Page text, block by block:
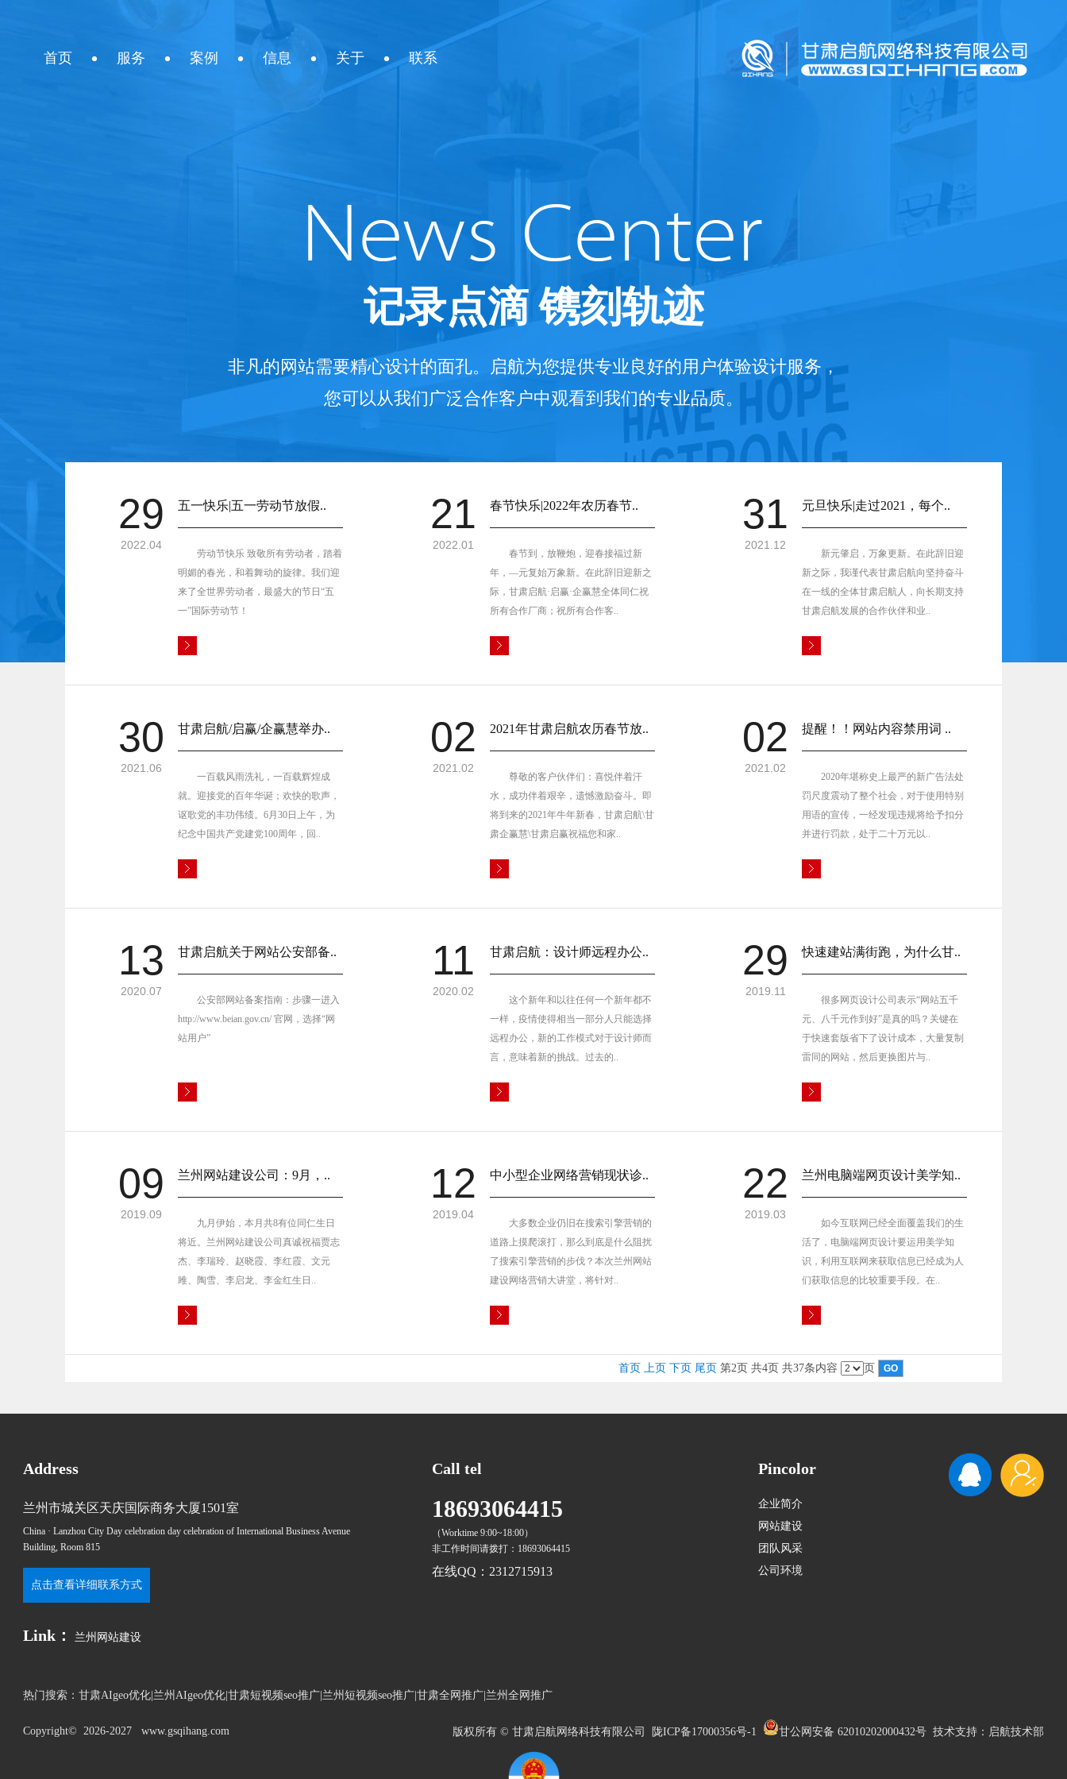
首页 服务 案例 信息 关于 联系
记录点滴 镌刻轨迹
非凡的网站需要精心设计的面孔。启航为您提供专业良好的用户体验设计服务，
您可以从我们广泛合作客户中观看到我们的专业品质。
29
2022.04
五一快乐|五一劳动节放假..
劳动节快乐 致敬所有劳动者，踏着
明媚的春光，和着舞动的旋律。我们迎
来了全世界劳动者，最盛大的节日“五
一”国际劳动节！
21
2022.01
春节快乐|2022年农历春节..
春节到，放鞭炮，迎春接福过新
年，—元复始万象新。在此辞旧迎新之
际，甘肃启航·启赢·企赢慧全体同仁祝
所有合作厂商；祝所有合作客..
31
2021.12
元旦快乐|走过2021，每个..
新元肇启，万象更新。在此辞旧迎
新之际，我谨代表甘肃启航向坚持奋斗
在一线的全体甘肃启航人，向长期支持
甘肃启航发展的合作伙伴和业..
30
2021.06
甘肃启航/启赢/企赢慧举办..
一百载风雨洗礼，一百载辉煌成
就。迎接党的百年华诞；欢快的歌声，
讴歌党的丰功伟绩。6月30日上午，为
纪念中国共产党建党100周年，回..
02
2021.02
2021年甘肃启航农历春节放..
尊敬的客户伙伴们：喜悦伴着汗
水，成功伴着艰辛，遗憾激励奋斗。即
将到来的2021年牛年新春，甘肃启航\甘
肃企赢慧\甘肃启赢祝福您和家..
02
2021.02
提醒！！网站内容禁用词 ..
2020年堪称史上最严的新广告法处
罚尺度震动了整个社会，对于使用特别
用语的宣传，一经发现违规将给予扣分
并进行罚款，处于二十万元以..
13
2020.07
甘肃启航关于网站公安部备..
公安部网站备案指南：步骤一进入
http://www.beian.gov.cn/ 官网，选择“网
站用户”
11
2020.02
甘肃启航：设计师远程办公..
这个新年和以往任何一个新年都不
一样，疫情使得相当一部分人只能选择
远程办公，新的工作模式对于设计师而
言，意味着新的挑战。过去的..
29
2019.11
快速建站满街跑，为什么甘..
很多网页设计公司表示“网站五千
元、八千元作到好”是真的吗？关键在
于快速套版省下了设计成本，大量复制
雷同的网站，然后更换图片与..
09
2019.09
兰州网站建设公司：9月，..
九月伊始，本月共8有位同仁生日
将近。兰州网站建设公司真诚祝福贾志
杰、李瑞玲、赵晓霞、李红霞、文元
雎、陶雪、李启龙、李金红生日..
12
2019.04
中小型企业网络营销现状诊..
大多数企业仍旧在搜索引擎营销的
道路上摸爬滚打，那么到底是什么阻扰
了搜索引擎营销的步伐？本次兰州网站
建设网络营销大讲堂，将针对..
22
2019.03
兰州电脑端网页设计美学知..
如今互联网已经全面覆盖我们的生
活了，电脑端网页设计要运用美学知
识，利用互联网来获取信息已经成为人
们获取信息的比较重要手段。在..
首页 上页 下页 尾页 第2页 共4页 共37条内容 页
Address
兰州市城关区天庆国际商务大厦1501室
China · Lanzhou City Day celebration day celebration of International Business Avenue
Building, Room 815
点击查看详细联系方式
Link： 兰州网站建设
Call tel
18693064415
（Worktime 9:00~18:00）
非工作时间请拨打：18693064415
在线QQ：2312715913
Pincolor
企业简介
网站建设
团队风采
公司环境
热门搜索： 甘肃AIgeo优化|兰州AIgeo优化|甘肃短视频seo推广|兰州短视频seo推广|甘肃全网推广|兰州全网推广
版权所有 © 甘肃启航网络科技有限公司 陇ICP备17000356号-1 甘公网安备 62010202000432号 技术支持： 启航技术部
Copyright© 2026-2027 www.gsqihang.com